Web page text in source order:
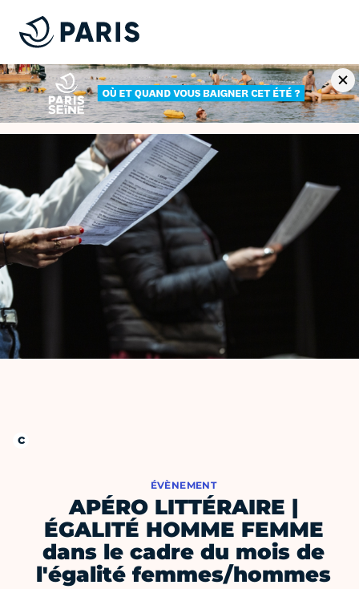
ÉVÈNEMENT
APÉRO LITTÉRAIRE |
ÉGALITÉ HOMME FEMME
dans le cadre du mois de
l'égalité femmes/hommes